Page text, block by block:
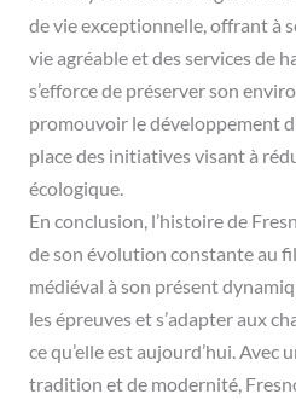
de vie exceptionnelle, offrant à
vie agréable et des services de
s’efforce de préserver son
promouvoir le développement
place des initiatives visant à
écologique.
En conclusion, l’histoire de
de son évolution constante au
médiéval à son présent
les épreuves et s’adapter aux
ce qu’elle est aujourd’hui. Avec
tradition et de modernité,